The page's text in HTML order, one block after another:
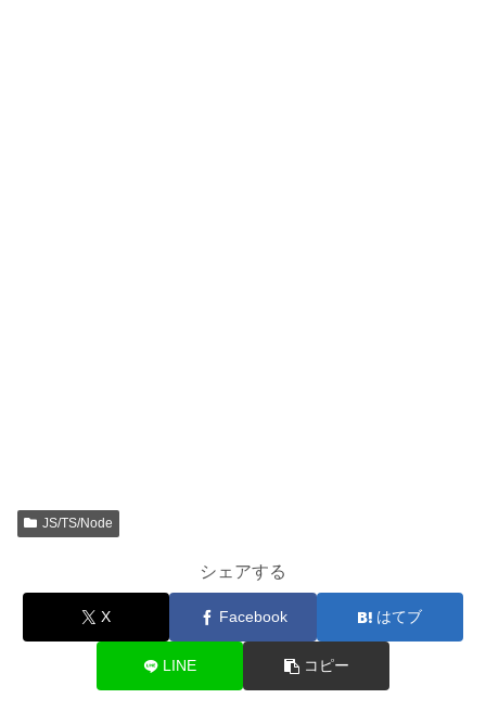
JS/TS/Node
シェアする
X Facebook はてブ
LINE コピー